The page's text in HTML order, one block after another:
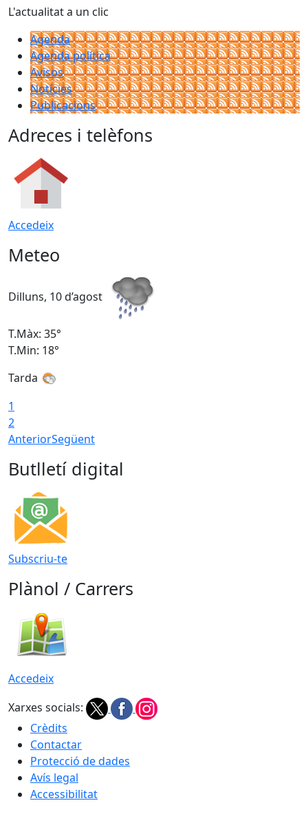
L'actualitat a un clic
Agenda
Agenda política
Avisos
Notícies
Publicacions
Adreces i telèfons
Accedeix
Meteo
Dilluns, 10 d’agost
T.Màx: 35°
T.Min: 18°
Tarda
1
2
AnteriorSegüent
Butlletí digital
Subscriu-te
Plànol / Carrers
Accedeix
Xarxes socials:
Crèdits
Contactar
Protecció de dades
Avís legal
Accessibilitat